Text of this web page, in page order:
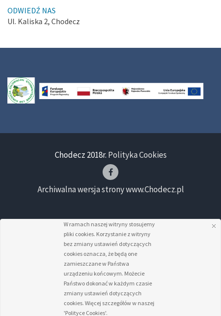
ODWIEDŹ NAS
Ul. Kaliska 2, Chodecz
Chodecz 2018r. Polityka Cookies
Archiwalna wersja strony www.Chodecz.pl
W ramach naszej witryny stosujemy
pliki cookies. Korzystanie z witryny
bez zmiany ustawień dotyczących
cookies oznacza, że będą one
zamieszczane w Państwa
urządzeniu końcowym. Możecie
Państwo dokonać w każdym czasie
zmiany ustawień dotyczących
cookies. Więcej szczegółów w naszej
'Polityce Cookies'.